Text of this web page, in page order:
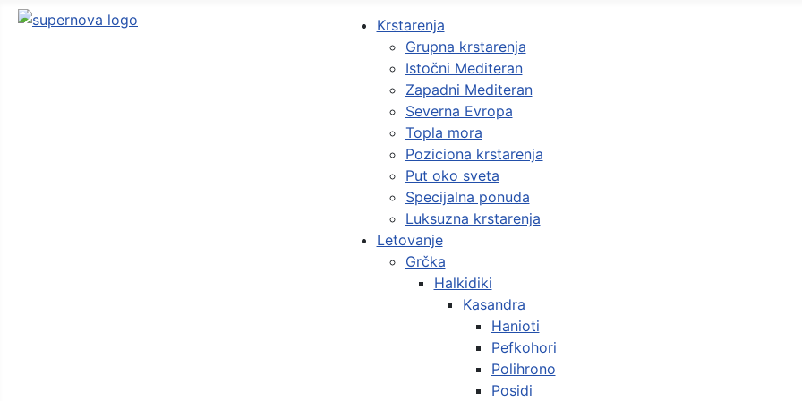
Krstarenja
Grupna krstarenja
Istočni Mediteran
Zapadni Mediteran
Severna Evropa
Topla mora
Poziciona krstarenja
Put oko sveta
Specijalna ponuda
Luksuzna krstarenja
Letovanje
Grčka
Halkidiki
Kasandra
Hanioti
Pefkohori
Polihrono
Posidi